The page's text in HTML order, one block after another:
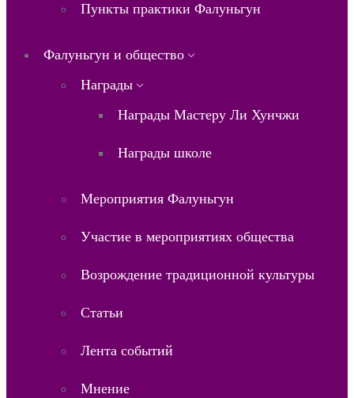
Пункты практики Фалуньгун
Фалуньгун и общество
Награды
Награды Мастеру Ли Хунчжи
Награды школе
Мероприятия Фалуньгун
Участие в мероприятиях общества
Возрождение традиционной культуры
Статьи
Лента событий
Мнение